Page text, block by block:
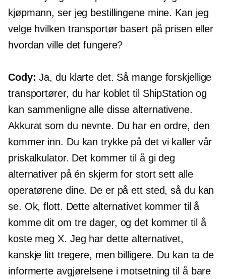
kjøpmann, ser jeg bestillingene mine. Kan jeg
velge hvilken transportør basert på prisen eller
hvordan ville det fungere?
Cody: Ja, du klarte det. Så mange forskjellige
transportører, du har koblet til ShipStation og
kan sammenligne alle disse alternativene.
Akkurat som du nevnte. Du har en ordre, den
kommer inn. Du kan trykke på det vi kaller vår
priskalkulator. Det kommer til å gi deg
alternativer på én skjerm for stort sett alle
operatørene dine. De er på ett sted, så du kan
se. Ok, flott. Dette alternativet kommer til å
komme dit om tre dager, og det kommer til å
koste meg X. Jeg har dette alternativet,
kanskje litt tregere, men billigere. Du kan ta de
informerte avgjørelsene i motsetning til å bare